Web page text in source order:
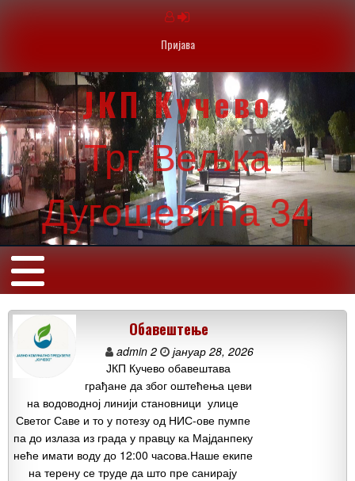
Пријава
ЈКП Кучево
Трг Вељка
Дугошевића 34
Обавештење
admin 2
јануар 28, 2026
ЈКП Кучево обавештава
грађане да због оштећења цеви
на водоводној линији становници улице
Светог Саве и то у потезу од НИС-ове пумпе
па до излаза из града у правцу ка Мајданпеку
неће имати воду до 12:00 часова.Наше екипе
на терену се труде да што пре санирају